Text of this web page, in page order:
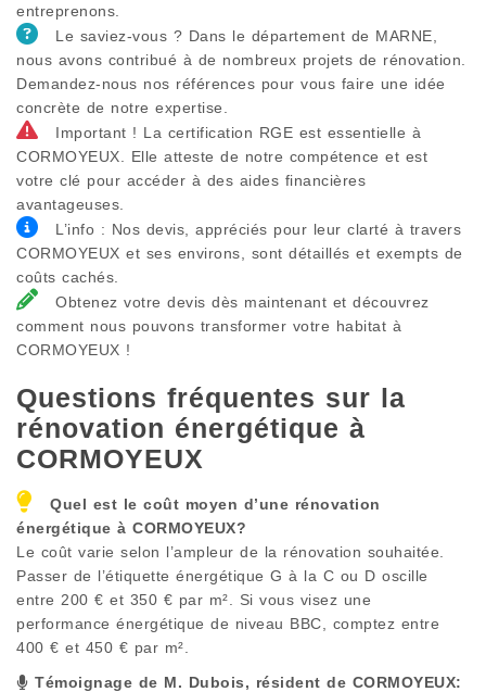
entreprenons.
Le saviez-vous ? Dans le département de MARNE,
nous avons contribué à de nombreux projets de rénovation.
Demandez-nous nos références pour vous faire une idée
concrète de notre expertise.
Important ! La certification RGE est essentielle à
CORMOYEUX. Elle atteste de notre compétence et est
votre clé pour accéder à des aides financières
avantageuses.
L’info : Nos devis, appréciés pour leur clarté à travers
CORMOYEUX et ses environs, sont détaillés et exempts de
coûts cachés.
Obtenez votre devis dès maintenant et découvrez
comment nous pouvons transformer votre habitat à
CORMOYEUX !
Questions fréquentes sur la
rénovation énergétique à
CORMOYEUX
Quel est le coût moyen d’une rénovation
énergétique à CORMOYEUX?
Le coût varie selon l’ampleur de la rénovation souhaitée.
Passer de l’étiquette énergétique G à la C ou D oscille
entre 200 € et 350 € par m². Si vous visez une
performance énergétique de niveau BBC, comptez entre
400 € et 450 € par m².
Témoignage de M. Dubois, résident de CORMOYEUX: